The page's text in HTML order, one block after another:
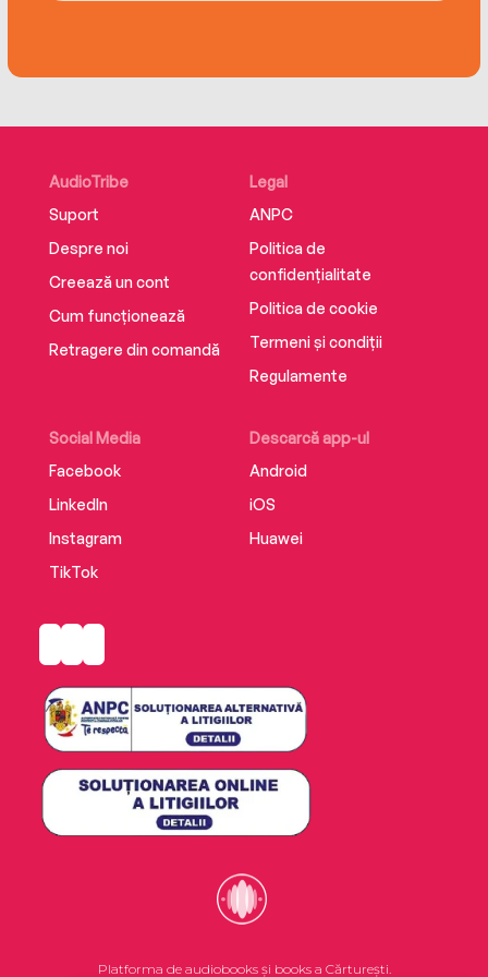
professional football.
intimate, unmissable memoir goes behind the
scenes of the beautiful game and a remarkable
life and career.
AudioTribe
Suport
Despre noi
Creează un cont
Cum funcționează
Retragere din comandă
Social Media
Facebook
LinkedIn
Instagram
TikTok
Descarcă app-ul
Android
iOS
Huawei
Legal
ANPC
Politica de
confidențialitate
Politica de cookie
Termeni și condiții
Regulamente
Platforma de audiobooks și books a Cărturești.